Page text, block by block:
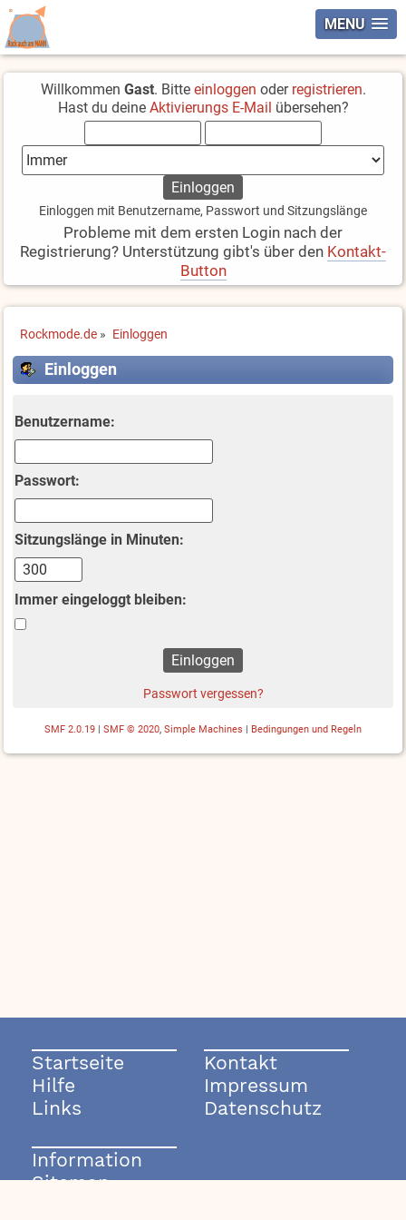
MENU
Willkommen Gast. Bitte einloggen oder registrieren.
Hast du deine Aktivierungs E-Mail übersehen?
Einloggen mit Benutzername, Passwort und Sitzungslänge
Probleme mit dem ersten Login nach der
Registrierung? Unterstützung gibt's über den Kontakt-
Button
Rockmode.de » Einloggen
Einloggen
Benutzername:
Passwort:
Sitzungslänge in Minuten:
Immer eingeloggt bleiben:
Passwort vergessen?
SMF 2.0.19 | SMF © 2020, Simple Machines | Bedingungen und Regeln
Startseite
Hilfe
Links
Kontakt
Impressum
Datenschutz
Information
Sitemap